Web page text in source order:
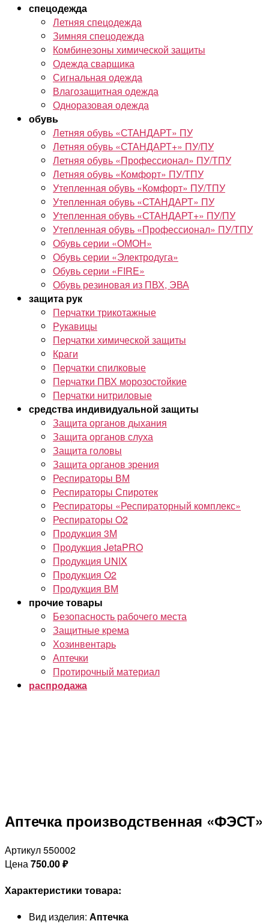
спецодежда
Летняя спецодежда
Зимняя спецодежда
Комбинезоны химической защиты
Одежда сварщика
Сигнальная одежда
Влагозащитная одежда
Одноразовая одежда
обувь
Летняя обувь «СТАНДАРТ» ПУ
Летняя обувь «СТАНДАРТ+» ПУ/ПУ
Летняя обувь «Профессионал» ПУ/ТПУ
Летняя обувь «Комфорт» ПУ/ТПУ
Утепленная обувь «Комфорт» ПУ/ТПУ
Утепленная обувь «СТАНДАРТ» ПУ
Утепленная обувь «СТАНДАРТ+» ПУ/ПУ
Утепленная обувь «Профессионал» ПУ/ТПУ
Обувь серии «ОМОН»
Обувь серии «Электродуга»
Обувь серии «FIRE»
Обувь резиновая из ПВХ, ЭВА
защита рук
Перчатки трикотажные
Рукавицы
Перчатки химической защиты
Краги
Перчатки спилковые
Перчатки ПВХ морозостойкие
Перчатки нитриловые
средства индивидуальной защиты
Защита органов дыхания
Защита органов слуха
Защита головы
Защита органов зрения
Респираторы ВМ
Респираторы Спиротек
Респираторы «Респираторный комплекс»
Респираторы O2
Продукция 3М
Продукция JetaPRO
Продукция UNIX
Продукция O2
Продукция ВМ
прочие товары
Безопасность рабочего места
Защитные крема
Хозинвентарь
Аптечки
Протирочный материал
распродажа
Аптечка производственная «ФЭСТ»
Артикул 550002
Цена750.00₽
Характеристики товара:
Вид изделия: Аптечка